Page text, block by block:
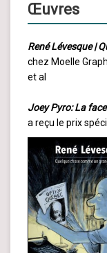
Œuvres
René Lévesque |
chez Moelle
et al
Joey Pyro: La
a reçu le prix